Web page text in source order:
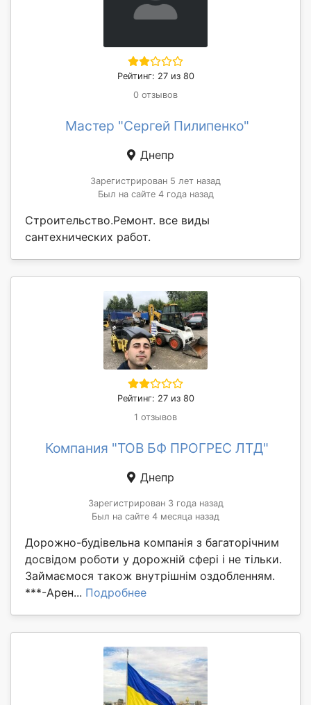
Рейтинг: 27 из 80
0 отзывов
Мастер "Сергей Пилипенко"
Днепр
Зарегистрирован 5 лет назад
Был на сайте 4 года назад
Строительство.Ремонт. все виды
сантехнических работ.
Рейтинг: 27 из 80
1 отзывов
Компания "ТОВ БФ ПРОГРЕС ЛТД"
Днепр
Зарегистрирован 3 года назад
Был на сайте 4 месяца назад
Дорожно-будівельна компанія з багаторічним
досвідом роботи у дорожній сфері і не тільки.
Займаємося також внутрішнім оздобленням.
***-Арен... Подробнее